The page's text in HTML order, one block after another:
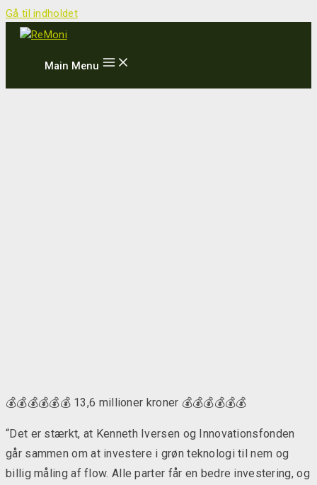
Gå til indholdet
Main Menu
💰💰💰💰💰💰 13,6 millioner kroner 💰💰💰💰💰💰
“Det er stærkt, at Kenneth Iversen og Innovationsfonden
går sammen om at investere i grøn teknologi til nem og
billig måling af flow. Alle parter får en bedre investering, og